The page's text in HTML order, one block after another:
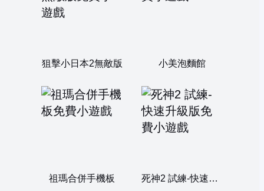
狙擊小日本2無敵版 小美泡麵館
祖瑪合併手機板 死神2 試練-快速升級版